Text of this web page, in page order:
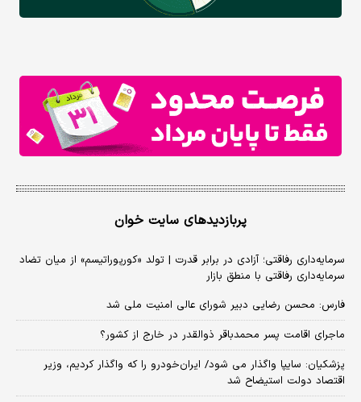
پربازدیدهای سایت خوان
سرمایه‌داری رفاقتی؛ آزادی در برابر قدرت | تولد «کورپوراتیسم» از میان تضاد
سرمایه‌داری رفاقتی با منطق بازار
فارس: محسن رضایی دبیر شورای عالی امنیت ملی شد
ماجرای اقامت پسر محمدباقر ذوالقدر در خارج از کشور؟
پزشکیان: سایپا واگذار می شود/ ایران‌خودرو را که واگذار کردیم، وزیر
اقتصاد دولت استیضاح شد